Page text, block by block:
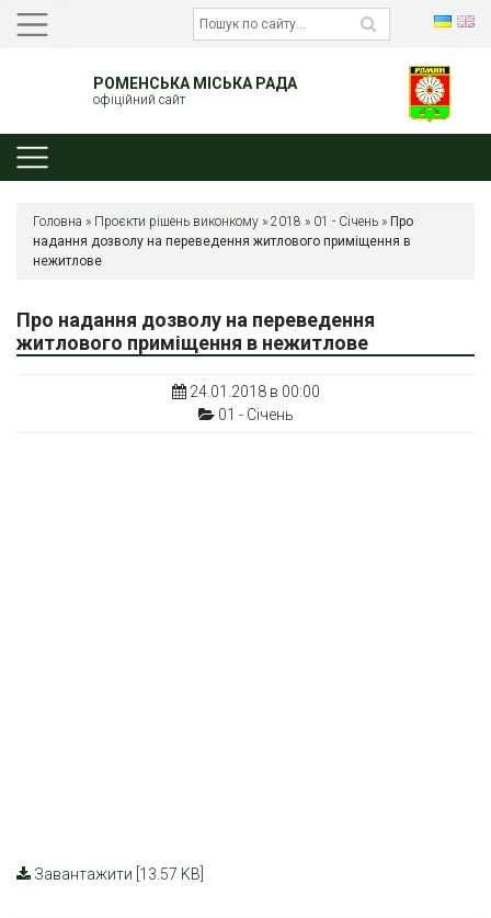
РОМЕНСЬКА МІСЬКА РАДА
офіційний сайт
Головна » Проєкти рішень виконкому » 2018 » 01 - Січень » Про
надання дозволу на переведення житлового приміщення в
нежитлове
Про надання дозволу на переведення
житлового приміщення в нежитлове
24.01.2018 в 00:00
01 - Січень
Завантажити [13.57 KB]